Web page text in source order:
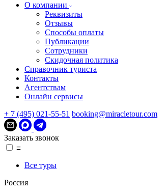
О компании
Реквизиты
Отзывы
Способы оплаты
Публикации
Сотрудники
Скидочная политика
Справочник туриста
Контакты
Агентствам
Онлайн сервисы
+ 7 (495) 021-55-51 booking@miracletour.com
Заказать звонок
≡
Все туры
Россия